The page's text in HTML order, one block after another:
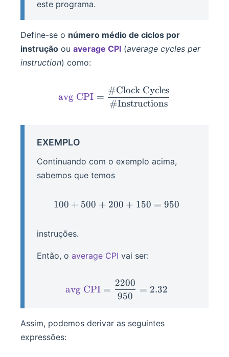
este programa.
Define-se o número médio de ciclos por
instrução ou average CPI (average cycles per
instruction) como:
avg CPI =
#Instructions
#Clock Cycles
EXEMPLO
Continuando com o exemplo acima,
sabemos que temos
100 + 500 + 200 + 150 =
100 + 500 + 200 + 150 = 950
instruções.
Então, o average CPI vai ser:
avg CPI =
950
2200
= 2.32
Assim, podemos derivar as seguintes
expressões: